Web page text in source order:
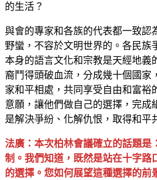
的生活？
與會的專家和各族的代表都一致認
野蠻，不容於文明世界的。各民族
本身的語言文化和宗教是天經地義
裔鬥得頭破血流，分成幾十個國家
家和平相處，共同享受自由和富裕
意願，讓他們做自己的選擇，完成
是解決爭紛、化解仇恨，取得和平
法廣：本次柏林會議確立的話題是
制。我們知道，既然是站在十字路
的選擇。您如何展望這種選擇的前